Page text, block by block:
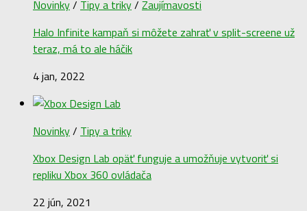
Novinky/ Tipy a triky/ Zaujímavosti
Halo Infinite kampaň si môžete zahrať v split-screene už
teraz, má to ale háčik
4 jan, 2022
Novinky/ Tipy a triky
Xbox Design Lab opäť funguje a umožňuje vytvoriť si
repliku Xbox 360 ovládača
22 jún, 2021